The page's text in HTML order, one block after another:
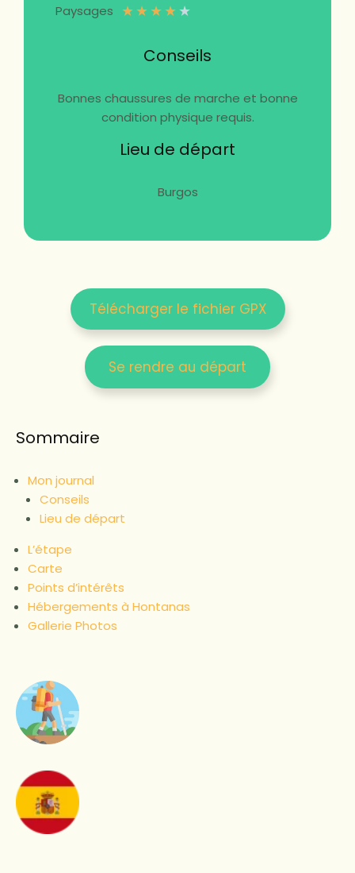
Paysages ★★★★★
Conseils
Bonnes chaussures de marche et bonne
condition physique requis.
Lieu de départ
Burgos
Télécharger le fichier GPX
Se rendre au départ
Sommaire
Mon journal
Conseils
Lieu de départ
L’étape
Carte
Points d’intérêts
Hébergements à Hontanas
Gallerie Photos